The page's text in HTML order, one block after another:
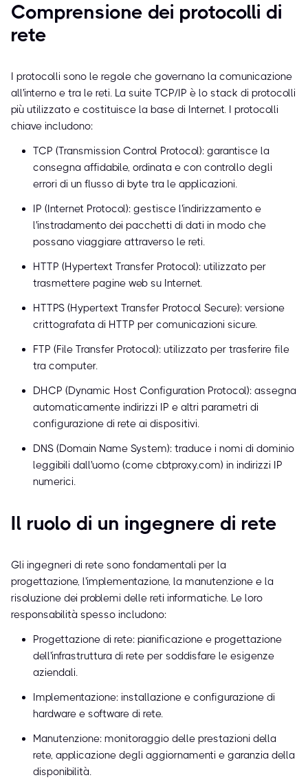
Comprensione dei protocolli di
rete
I protocolli sono le regole che governano la comunicazione
all'interno e tra le reti. La suite TCP/IP è lo stack di protocolli
più utilizzato e costituisce la base di Internet. I protocolli
chiave includono:
TCP (Transmission Control Protocol): garantisce la
consegna affidabile, ordinata e con controllo degli
errori di un flusso di byte tra le applicazioni.
IP (Internet Protocol): gestisce l'indirizzamento e
l'instradamento dei pacchetti di dati in modo che
possano viaggiare attraverso le reti.
HTTP (Hypertext Transfer Protocol): utilizzato per
trasmettere pagine web su Internet.
HTTPS (Hypertext Transfer Protocol Secure): versione
crittografata di HTTP per comunicazioni sicure.
FTP (File Transfer Protocol): utilizzato per trasferire file
tra computer.
DHCP (Dynamic Host Configuration Protocol): assegna
automaticamente indirizzi IP e altri parametri di
configurazione di rete ai dispositivi.
DNS (Domain Name System): traduce i nomi di dominio
leggibili dall'uomo (come cbtproxy.com) in indirizzi IP
numerici.
Il ruolo di un ingegnere di rete
Gli ingegneri di rete sono fondamentali per la
progettazione, l'implementazione, la manutenzione e la
risoluzione dei problemi delle reti informatiche. Le loro
responsabilità spesso includono:
Progettazione di rete: pianificazione e progettazione
dell'infrastruttura di rete per soddisfare le esigenze
aziendali.
Implementazione: installazione e configurazione di
hardware e software di rete.
Manutenzione: monitoraggio delle prestazioni della
rete, applicazione degli aggiornamenti e garanzia della
disponibilità.